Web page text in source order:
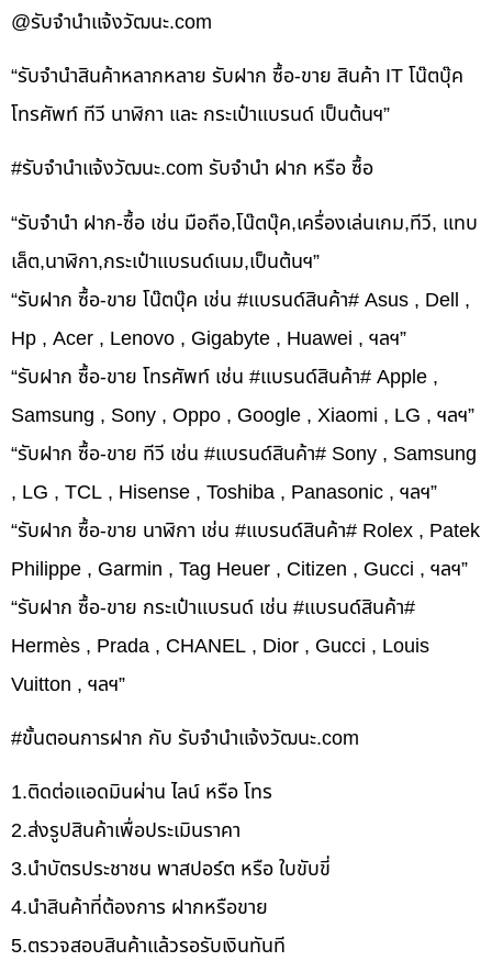
@รับจำนำแจ้งวัฒนะ.com
“รับจำนำสินค้าหลากหลาย รับฝาก ซื้อ-ขาย สินค้า IT โน๊ตบุ๊ค
โทรศัพท์ ทีวี นาฬิกา และ กระเป๋าแบรนด์ เป็นต้นฯ”
#รับจํานําแจ้งวัฒนะ.com รับจำนำ ฝาก หรือ ซื้อ
“รับจำนำ ฝาก-ซื้อ เช่น มือถือ,โน๊ตบุ๊ค,เครื่องเล่นเกม,ทีวี, แทบ
เล็ต,นาฬิกา,กระเป๋าแบรนด์เนม,เป็นต้นฯ”
“รับฝาก ซื้อ-ขาย โน๊ตบุ๊ค เช่น #แบรนด์สินค้า# Asus , Dell ,
Hp , Acer , Lenovo , Gigabyte , Huawei , ฯลฯ”
“รับฝาก ซื้อ-ขาย โทรศัพท์ เช่น #แบรนด์สินค้า# Apple ,
Samsung , Sony , Oppo , Google , Xiaomi , LG , ฯลฯ”
“รับฝาก ซื้อ-ขาย ทีวี เช่น #แบรนด์สินค้า# Sony , Samsung
, LG , TCL , Hisense , Toshiba , Panasonic , ฯลฯ”
“รับฝาก ซื้อ-ขาย นาฬิกา เช่น #แบรนด์สินค้า# Rolex , Patek
Philippe , Garmin , Tag Heuer , Citizen , Gucci , ฯลฯ”
“รับฝาก ซื้อ-ขาย กระเป๋าแบรนด์ เช่น #แบรนด์สินค้า#
Hermès , Prada , CHANEL , Dior , Gucci , Louis
Vuitton , ฯลฯ”
#ขั้นตอนการฝาก กับ รับจำนำแจ้งวัฒนะ.com
1.ติดต่อแอดมินผ่าน ไลน์ หรือ โทร
2.ส่งรูปสินค้าเพื่อประเมินราคา
3.นำบัตรประชาชน พาสปอร์ต หรือ ใบขับขี่
4.นำสินค้าที่ต้องการ ฝากหรือขาย
5.ตรวจสอบสินค้าแล้วรอรับเงินทันที